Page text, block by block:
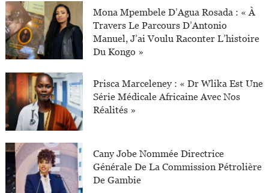
Mona Mpembele D’Agua Rosada : « À
Travers Le Parcours D’Antonio
Manuel, J’ai Voulu Raconter L’histoire
Du Kongo »
Prisca Marceleney : « Dr Wlika Est Une
Série Médicale Africaine Avec Nos
Réalités »
Cany Jobe Nommée Directrice
Générale De La Commission Pétrolière
De Gambie